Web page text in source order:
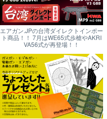
エアガン.JPの台湾ダイレクトインポー
ト商品！！ 7月はWE65式歩槍やAKRI
VA56式が再登場！！